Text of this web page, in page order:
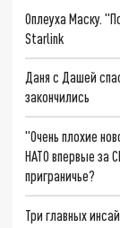
Оплеуха Маску.
Starlink
Даня с Дашей
закончились
"Очень плохие
НАТО впервые за
приграничье?
Три главных